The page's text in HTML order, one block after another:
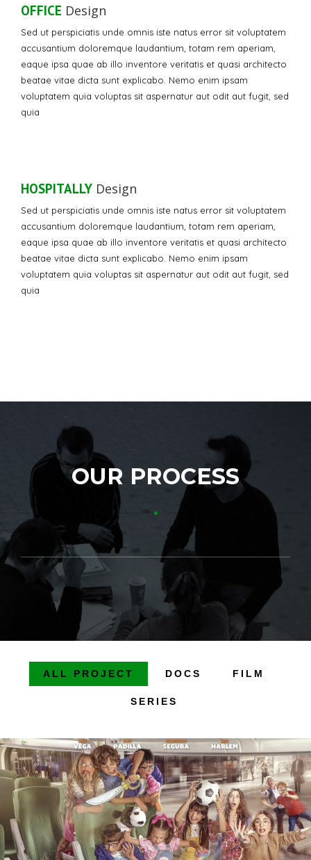
OFFICE Design
Sed ut perspiciatis unde omnis iste natus error sit voluptatem
accusantium doloremque laudantium, totam rem aperiam,
eaque ipsa quae ab illo inventore veritatis et quasi architecto
beatae vitae dicta sunt explicabo. Nemo enim ipsam
voluptatem quia voluptas sit aspernatur aut odit aut fugit, sed
quia
HOSPITALLY Design
Sed ut perspiciatis unde omnis iste natus error sit voluptatem
accusantium doloremque laudantium, totam rem aperiam,
eaque ipsa quae ab illo inventore veritatis et quasi architecto
beatae vitae dicta sunt explicabo. Nemo enim ipsam
voluptatem quia voluptas sit aspernatur aut odit aut fugit, sed
quia
OUR PROCESS
ALL PROJECT DOCS FILM
SERIES